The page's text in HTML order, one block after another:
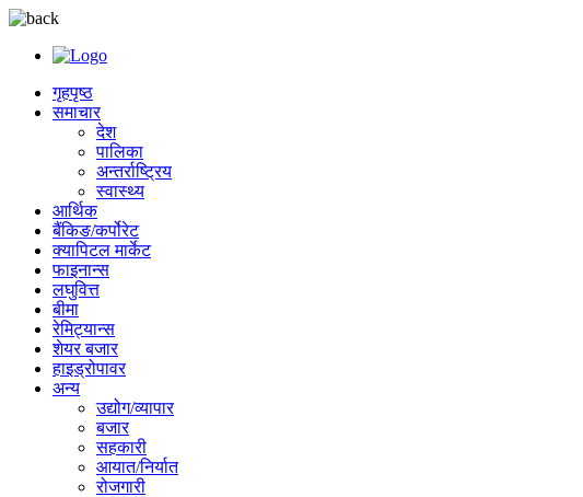
गृहपृष्ठ
समाचार
देश
पालिका
अन्तर्राष्ट्रिय
स्वास्थ्य
आर्थिक
बैंकिङ/कर्पोरेट
क्यापिटल मार्केट
फाइनान्स
लघुवित्त
बीमा
रेमिट्यान्स
शेयर बजार
हाइड्रोपावर
अन्य
उद्योग/व्यापार
बजार
सहकारी
आयात/निर्यात
रोजगारी